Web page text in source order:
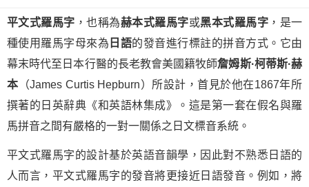
平文式羅馬字 ，也稱為赫本式羅馬字或黑本式羅馬字 ，是一
種使用羅馬字母來為 日語的發音進行標註的拼音方式。它由
幕末時代至日本行醫的長老教會美國籍牧師詹姆斯·柯蒂斯·赫
本 （James Curtis Hepburn）所設計，首見於他在1867年所
撰著的日英辭典《和英語林集成》。這是第一套在假名與羅
馬拼音之間有嚴格的一對一關係之日文標音系統。
平文式羅馬字的設計基於英語音韻學，因此對不熟悉日語的
人而言，平文式羅馬字的發音將更接近日語發音。例如，將